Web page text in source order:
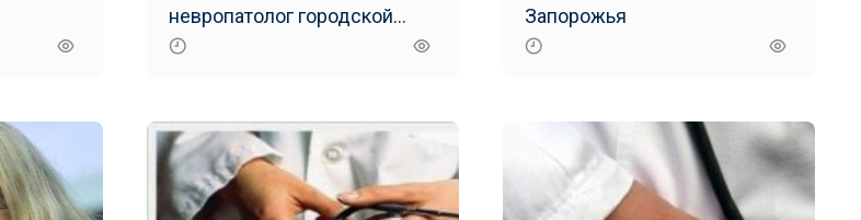
невропатолог городской
больницы №9
Запорожья